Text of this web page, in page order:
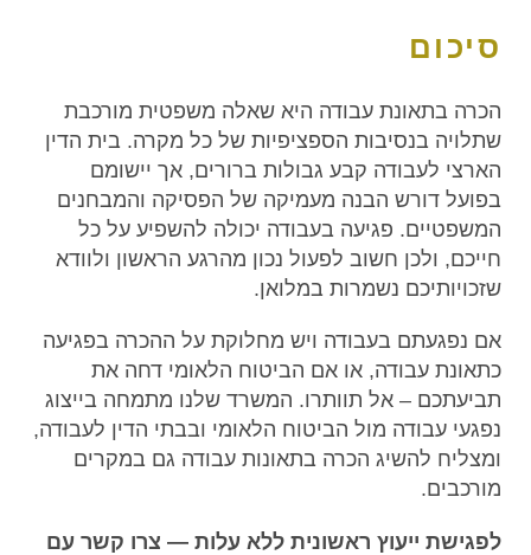
סיכום
הכרה בתאונת עבודה היא שאלה משפטית מורכבת
שתלויה בנסיבות הספציפיות של כל מקרה. בית הדין
הארצי לעבודה קבע גבולות ברורים, אך יישומם
בפועל דורש הבנה מעמיקה של הפסיקה והמבחנים
המשפטיים. פגיעה בעבודה יכולה להשפיע על כל
חייכם, ולכן חשוב לפעול נכון מהרגע הראשון ולוודא
שזכויותיכם נשמרות במלואן.
אם נפגעתם בעבודה ויש מחלוקת על ההכרה בפגיעה
כתאונת עבודה, או אם הביטוח הלאומי דחה את
תביעתכם – אל תוותרו. המשרד שלנו מתמחה בייצוג
נפגעי עבודה מול הביטוח הלאומי ובבתי הדין לעבודה,
ומצליח להשיג הכרה בתאונות עבודה גם במקרים
מורכבים.
לפגישת ייעוץ ראשונית ללא עלות — צרו קשר עם